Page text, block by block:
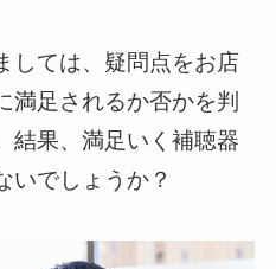
しては、疑問点をお店
満足されるか否かを判
結果、満足いく補聴器
いでしょうか？